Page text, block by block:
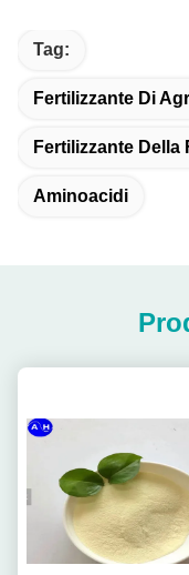
Tag:
Fertilizzante Di
Fertilizzante Della
Aminoacidi